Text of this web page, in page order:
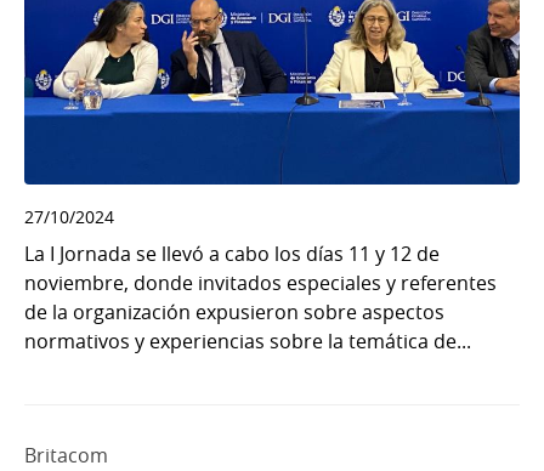
27/10/2024
La I Jornada se llevó a cabo los días 11 y 12 de
noviembre, donde invitados especiales y referentes
de la organización expusieron sobre aspectos
normativos y experiencias sobre la temática de...
Britacom